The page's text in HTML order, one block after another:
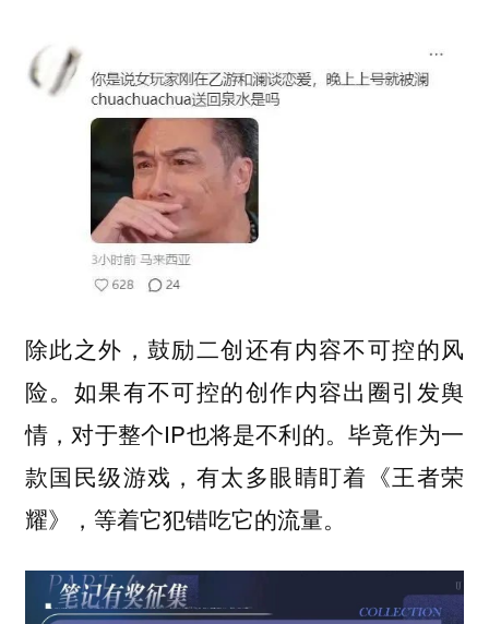
除此之外，鼓励二创还有内容不可控的风
险。如果有不可控的创作内容出圈引发舆
情，对于整个IP也将是不利的。毕竟作为一
款国民级游戏，有太多眼睛盯着《王者荣
耀》，等着它犯错吃它的流量。